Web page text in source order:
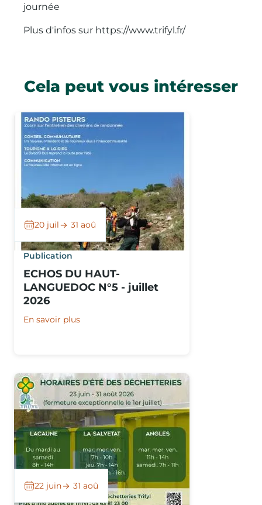
journée
Plus d'infos sur https://www.trifyl.fr/
Cela peut vous intéresser
20 juil 31 aoû
Publication
ECHOS DU HAUT-
LANGUEDOC N°5 - juillet
2026
En savoir plus
22 juin 31 aoû